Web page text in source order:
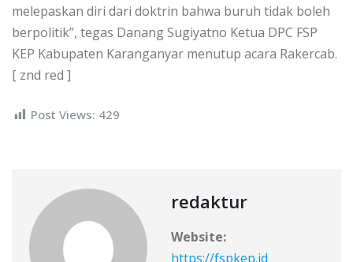
melepaskan diri dari doktrin bahwa buruh tidak boleh
berpolitik”, tegas Danang Sugiyatno Ketua DPC FSP
KEP Kabupaten Karanganyar menutup acara Rakercab.
[ znd red ]
Post Views: 429
redaktur
Website:
https://fspkep.id